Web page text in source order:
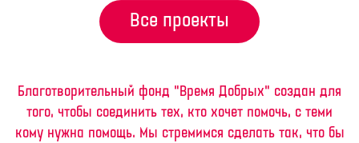
Все проекты
Благотворительный фонд "Время Добрых" создан для
того, чтобы соединить тех, кто хочет помочь, с теми
кому нужна помощь. Мы стремимся сделать так, что бы